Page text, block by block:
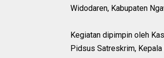
Widodaren, Kabupaten
Kegiatan dipimpin oleh
Pidsus Satreskrim,